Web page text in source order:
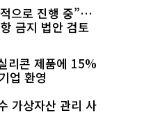
으로 진행 중”…
금지 법안 검토
리콘 제품에 15%
업 환영
가상자산 관리 사